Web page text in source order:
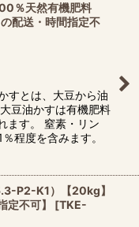
％天然有機肥料
配送・時間指定不
すとは、大豆から油
豆油かすは有機肥料
ます。 窒素・リン
程度を含みます。
P2-K1）【20kg】
定不可】
[TKE-